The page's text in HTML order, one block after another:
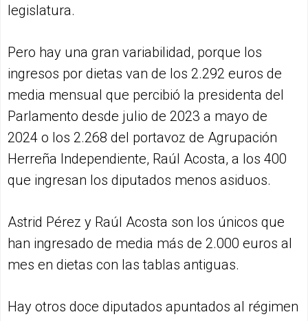
legislatura.
Pero hay una gran variabilidad, porque los
ingresos por dietas van de los 2.292 euros de
media mensual que percibió la presidenta del
Parlamento desde julio de 2023 a mayo de
2024 o los 2.268 del portavoz de Agrupación
Herreña Independiente, Raúl Acosta, a los 400
que ingresan los diputados menos asiduos.
Astrid Pérez y Raúl Acosta son los únicos que
han ingresado de media más de 2.000 euros al
mes en dietas con las tablas antiguas.
Hay otros doce diputados apuntados al régimen